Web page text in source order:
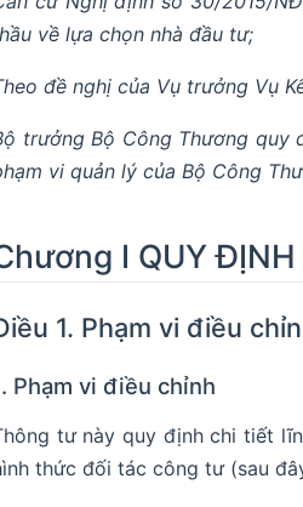
về lựa chọn nhà đầu tư;
đề nghị của Vụ trưởng Vụ
trưởng Bộ Công Thương
vi quản lý của Bộ Công
I QUY ĐỊNH
1. Phạm vi điều
Phạm vi điều chỉnh
tư này quy định chi tiết
thức đối tác công tư (sau